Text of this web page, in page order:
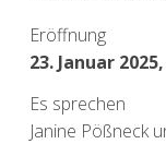
Eröffnung
23. Januar
Es sprechen
Janine Pößneck